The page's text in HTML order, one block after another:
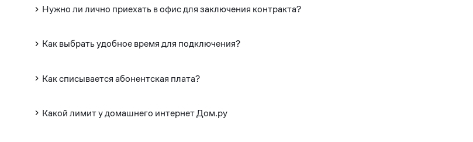
Нужно ли лично приехать в офис для заключения контракта?
Как выбрать удобное время для подключения?
Как списывается абонентская плата?
Какой лимит у домашнего интернет Дом.ру